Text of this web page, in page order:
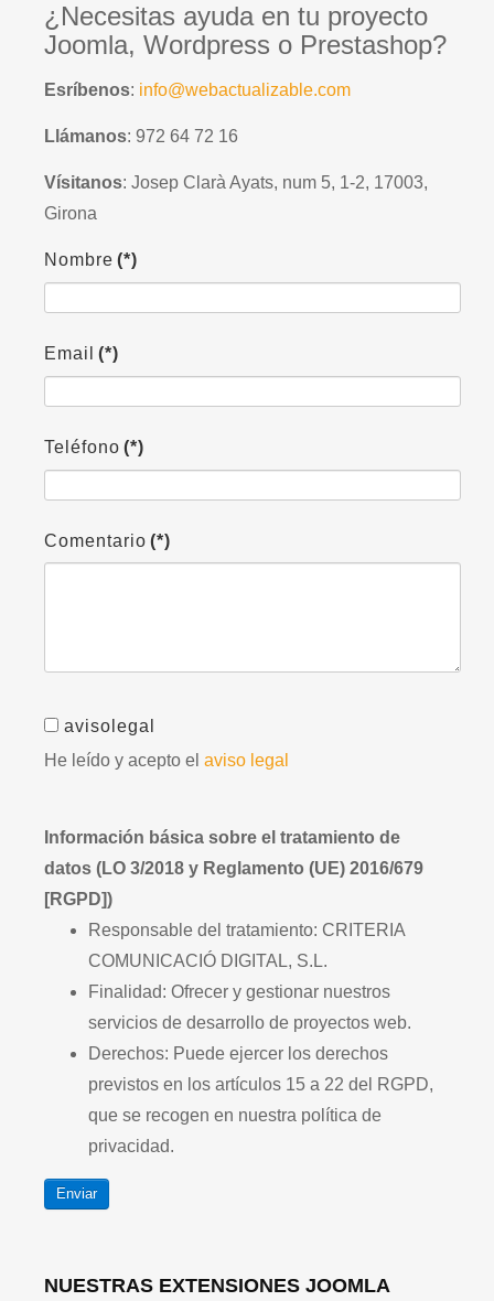
¿Necesitas ayuda en tu proyecto
Joomla, Wordpress o Prestashop?
Esríbenos: info@webactualizable.com
Llámanos: 972 64 72 16
Vísitanos: Josep Clarà Ayats, num 5, 1-2, 17003,
Girona
Nombre (*)
Email (*)
Teléfono (*)
Comentario (*)
avisolegal
He leído y acepto el aviso legal
Información básica sobre el tratamiento de
datos (LO 3/2018 y Reglamento (UE) 2016/679
[RGPD])
Responsable del tratamiento: CRITERIA
COMUNICACIÓ DIGITAL, S.L.
Finalidad: Ofrecer y gestionar nuestros
servicios de desarrollo de proyectos web.
Derechos: Puede ejercer los derechos
previstos en los artículos 15 a 22 del RGPD,
que se recogen en nuestra política de
privacidad.
Enviar
NUESTRAS EXTENSIONES JOOMLA